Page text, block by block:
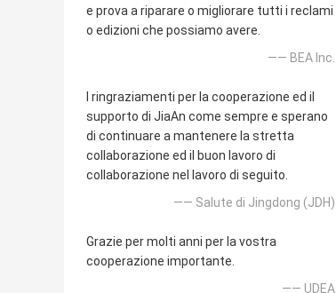
e prova a riparare o migliorare tutti i reclami
o edizioni che possiamo avere.
—— BEA Inc.
I ringraziamenti per la cooperazione ed il
supporto di JiaAn come sempre e sperano
di continuare a mantenere la stretta
collaborazione ed il buon lavoro di
collaborazione nel lavoro di seguito.
—— Salute di Jingdong (JDH)
Grazie per molti anni per la vostra
cooperazione importante.
—— UDEA